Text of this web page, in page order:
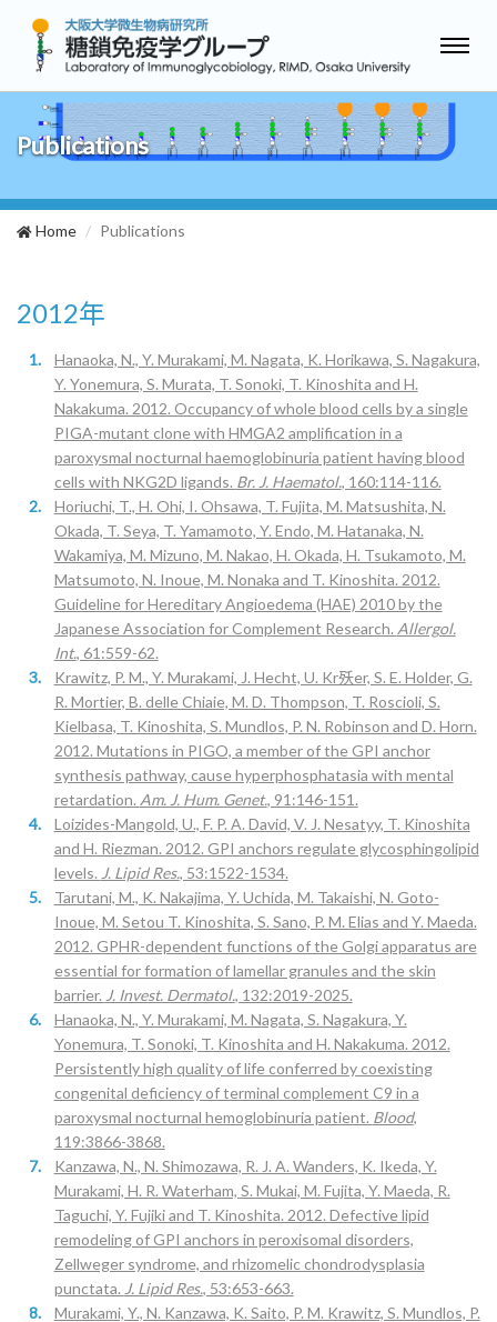
Publications
Home Publications
2012年
Hanaoka, N., Y. Murakami, M. Nagata, K. Horikawa, S. Nagakura,
Y. Yonemura, S. Murata, T. Sonoki, T. Kinoshita and H.
Nakakuma. 2012. Occupancy of whole blood cells by a single
PIGA-mutant clone with HMGA2 amplification in a
paroxysmal nocturnal haemoglobinuria patient having blood
cells with NKG2D ligands. Br. J. Haematol., 160:114-116.
Horiuchi, T., H. Ohi, I. Ohsawa, T. Fujita, M. Matsushita, N.
Okada, T. Seya, T. Yamamoto, Y. Endo, M. Hatanaka, N.
Wakamiya, M. Mizuno, M. Nakao, H. Okada, H. Tsukamoto, M.
Matsumoto, N. Inoue, M. Nonaka and T. Kinoshita. 2012.
Guideline for Hereditary Angioedema (HAE) 2010 by the
Japanese Association for Complement Research. Allergol.
Int., 61:559-62.
Krawitz, P. M., Y. Murakami, J. Hecht, U. Kr殀er, S. E. Holder, G.
R. Mortier, B. delle Chiaie, M. D. Thompson, T. Roscioli, S.
Kielbasa, T. Kinoshita, S. Mundlos, P. N. Robinson and D. Horn.
2012. Mutations in PIGO, a member of the GPI anchor
synthesis pathway, cause hyperphosphatasia with mental
retardation. Am. J. Hum. Genet., 91:146-151.
Loizides-Mangold, U., F. P. A. David, V. J. Nesatyy, T. Kinoshita
and H. Riezman. 2012. GPI anchors regulate glycosphingolipid
levels. J. Lipid Res., 53:1522-1534.
Tarutani, M., K. Nakajima, Y. Uchida, M. Takaishi, N. Goto-
Inoue, M. Setou T. Kinoshita, S. Sano, P. M. Elias and Y. Maeda.
2012. GPHR-dependent functions of the Golgi apparatus are
essential for formation of lamellar granules and the skin
barrier. J. Invest. Dermatol., 132:2019-2025.
Hanaoka, N., Y. Murakami, M. Nagata, S. Nagakura, Y.
Yonemura, T. Sonoki, T. Kinoshita and H. Nakakuma. 2012.
Persistently high quality of life conferred by coexisting
congenital deficiency of terminal complement C9 in a
paroxysmal nocturnal hemoglobinuria patient. Blood,
119:3866-3868.
Kanzawa, N., N. Shimozawa, R. J. A. Wanders, K. Ikeda, Y.
Murakami, H. R. Waterham, S. Mukai, M. Fujita, Y. Maeda, R.
Taguchi, Y. Fujiki and T. Kinoshita. 2012. Defective lipid
remodeling of GPI anchors in peroxisomal disorders,
Zellweger syndrome, and rhizomelic chondrodysplasia
punctata. J. Lipid Res., 53:653-663.
Murakami, Y., N. Kanzawa, K. Saito, P. M. Krawitz, S. Mundlos, P.